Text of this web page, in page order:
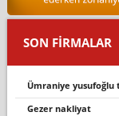
SON FİRMALAR
ümraniye yusufoğlu
gezer nakliyat